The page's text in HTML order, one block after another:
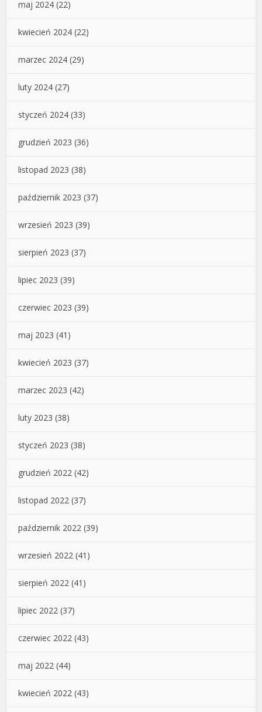
maj 2024 (22)
kwiecień 2024 (22)
marzec 2024 (29)
luty 2024 (27)
styczeń 2024 (33)
grudzień 2023 (36)
listopad 2023 (38)
październik 2023 (37)
wrzesień 2023 (39)
sierpień 2023 (37)
lipiec 2023 (39)
czerwiec 2023 (39)
maj 2023 (41)
kwiecień 2023 (37)
marzec 2023 (42)
luty 2023 (38)
styczeń 2023 (38)
grudzień 2022 (42)
listopad 2022 (37)
październik 2022 (39)
wrzesień 2022 (41)
sierpień 2022 (41)
lipiec 2022 (37)
czerwiec 2022 (43)
maj 2022 (44)
kwiecień 2022 (43)